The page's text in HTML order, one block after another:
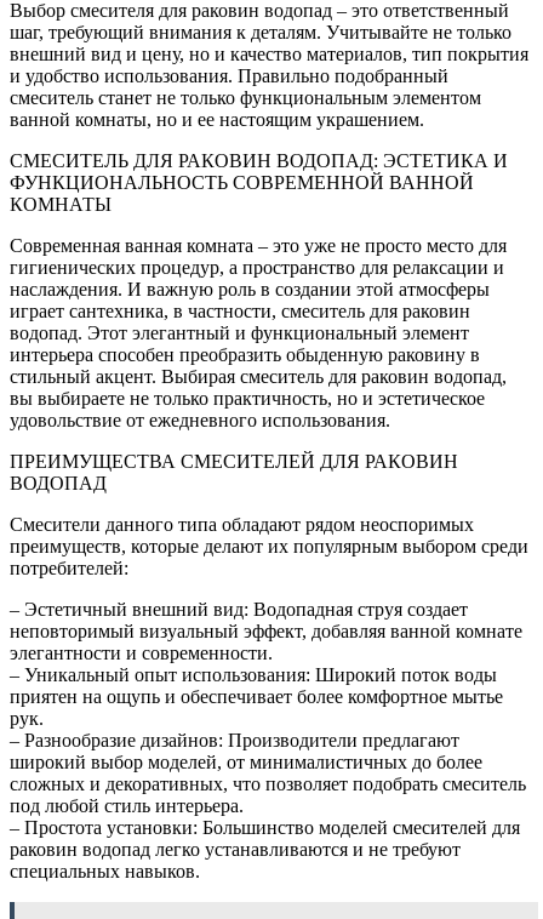
Выбор смесителя для раковин водопад – это ответственный
шаг, требующий внимания к деталям. Учитывайте не только
внешний вид и цену, но и качество материалов, тип покрытия
и удобство использования. Правильно подобранный
смеситель станет не только функциональным элементом
ванной комнаты, но и ее настоящим украшением.
СМЕСИТЕЛЬ ДЛЯ РАКОВИН ВОДОПАД: ЭСТЕТИКА И
ФУНКЦИОНАЛЬНОСТЬ СОВРЕМЕННОЙ ВАННОЙ
КОМНАТЫ
Современная ванная комната – это уже не просто место для
гигиенических процедур, а пространство для релаксации и
наслаждения. И важную роль в создании этой атмосферы
играет сантехника, в частности, смеситель для раковин
водопад. Этот элегантный и функциональный элемент
интерьера способен преобразить обыденную раковину в
стильный акцент. Выбирая смеситель для раковин водопад,
вы выбираете не только практичность, но и эстетическое
удовольствие от ежедневного использования.
ПРЕИМУЩЕСТВА СМЕСИТЕЛЕЙ ДЛЯ РАКОВИН
ВОДОПАД
Смесители данного типа обладают рядом неоспоримых
преимуществ, которые делают их популярным выбором среди
потребителей:
– Эстетичный внешний вид: Водопадная струя создает
неповторимый визуальный эффект, добавляя ванной комнате
элегантности и современности.
– Уникальный опыт использования: Широкий поток воды
приятен на ощупь и обеспечивает более комфортное мытье
рук.
– Разнообразие дизайнов: Производители предлагают
широкий выбор моделей, от минималистичных до более
сложных и декоративных, что позволяет подобрать смеситель
под любой стиль интерьера.
– Простота установки: Большинство моделей смесителей для
раковин водопад легко устанавливаются и не требуют
специальных навыков.